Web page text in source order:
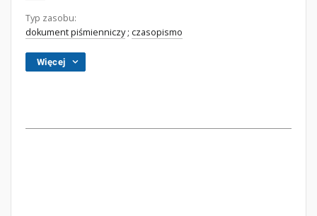
Typ zasobu:
dokument piśmienniczy; czasopismo
Więcej